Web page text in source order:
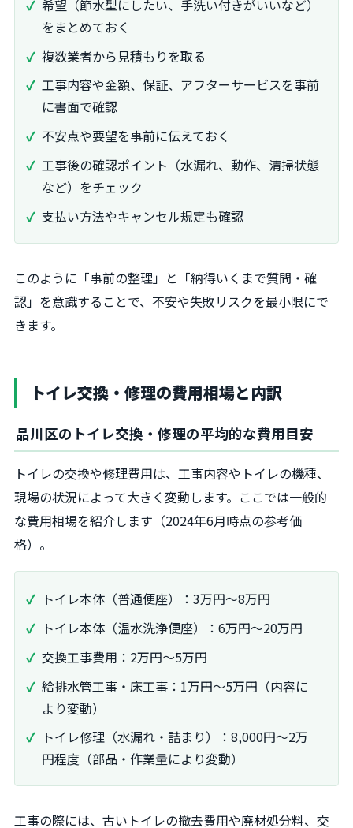
希望（節水型にしたい、手洗い付きがいいなど）
をまとめておく
複数業者から見積もりを取る
工事内容や金額、保証、アフターサービスを事前
に書面で確認
不安点や要望を事前に伝えておく
工事後の確認ポイント（水漏れ、動作、清掃状態
など）をチェック
支払い方法やキャンセル規定も確認
このように「事前の整理」と「納得いくまで質問・確
認」を意識することで、不安や失敗リスクを最小限にで
きます。
トイレ交換・修理の費用相場と内訳
品川区のトイレ交換・修理の平均的な費用目安
トイレの交換や修理費用は、工事内容やトイレの機種、
現場の状況によって大きく変動します。ここでは一般的
な費用相場を紹介します（2024年6月時点の参考価
格）。
トイレ本体（普通便座）：3万円～8万円
トイレ本体（温水洗浄便座）：6万円～20万円
交換工事費用：2万円～5万円
給排水管工事・床工事：1万円～5万円（内容に
より変動）
トイレ修理（水漏れ・詰まり）：8,000円～2万
円程度（部品・作業量により変動）
工事の際には、古いトイレの撤去費用や廃材処分料、交